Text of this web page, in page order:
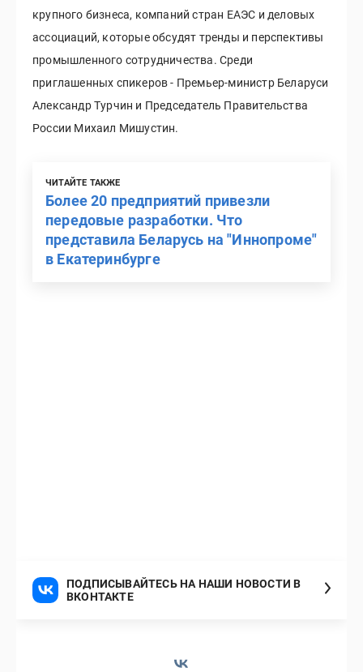
крупного бизнеса, компаний стран ЕАЭС и деловых
ассоциаций, которые обсудят тренды и перспективы
промышленного сотрудничества. Среди
приглашенных спикеров - Премьер-министр Беларуси
Александр Турчин и Председатель Правительства
России Михаил Мишустин.
ЧИТАЙТЕ ТАКЖЕ
Более 20 предприятий привезли
передовые разработки. Что
представила Беларусь на "Иннопроме"
в Екатеринбурге
ПОДПИСЫВАЙТЕСЬ НА НАШИ НОВОСТИ В
ВКОНТАКТЕ